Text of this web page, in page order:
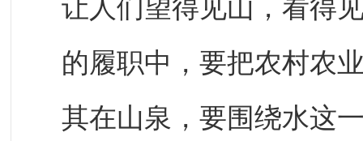
让人们望得见山，看得
的履职中，要把农村农
其在山泉，要围绕水这